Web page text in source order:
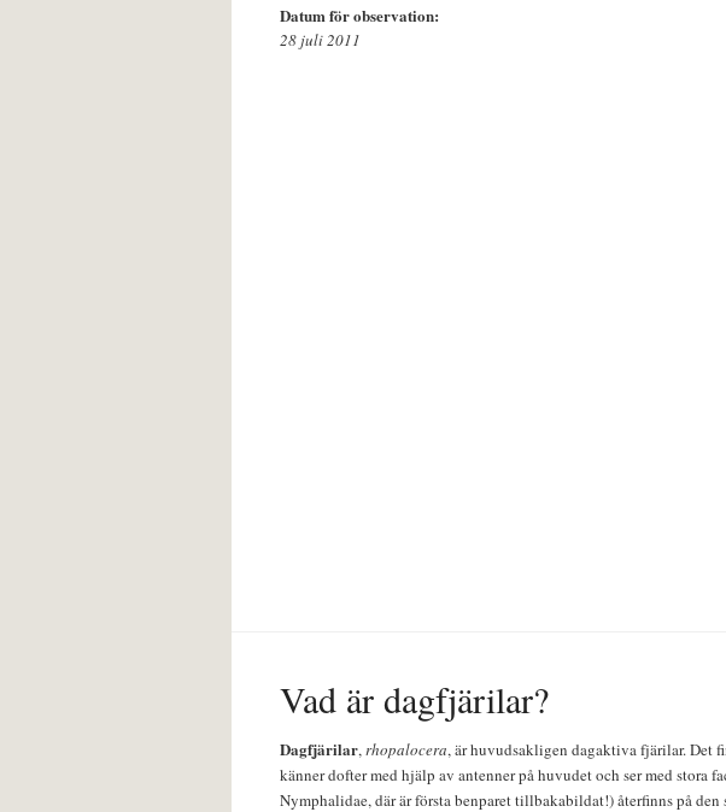
Datum för observation:
28 juli 2011
Vad är dagfjärilar?
Dagfjärilar,rhopalocera, är huvudsakligen dagaktiva fjärilar. Det
känner dofter med hjälp av antenner på huvudet och ser med stora
Nymphalidae, där är första benparet tillbakabildat!) återfinns på